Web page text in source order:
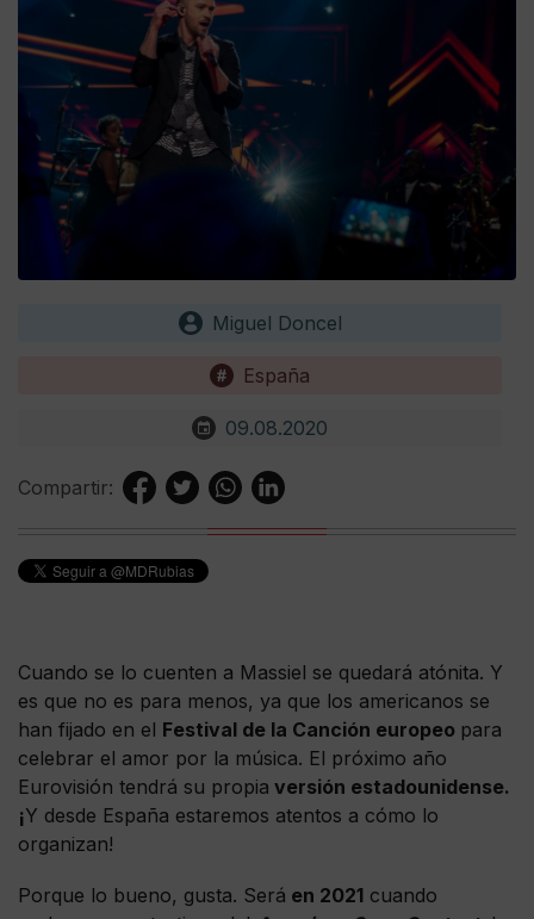
Miguel Doncel
España
09.08.2020
Compartir:
Cuando se lo cuenten a Massiel se quedará atónita. Y
es que no es para menos, ya que los americanos se
han fijado en el Festival de la Canción europeo para
celebrar el amor por la música. El próximo año
Eurovisión tendrá su propia versión estadounidense.
¡Y desde España estaremos atentos a cómo lo
organizan!
Porque lo bueno, gusta. Será en 2021 cuando